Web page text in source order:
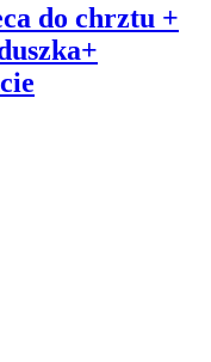
do chrztu +